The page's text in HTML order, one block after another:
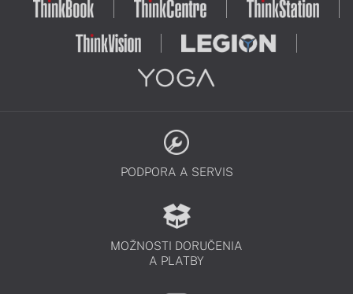
PODPORA A SERVIS
MOŽNOSTI DORUČENIA
A PLATBY